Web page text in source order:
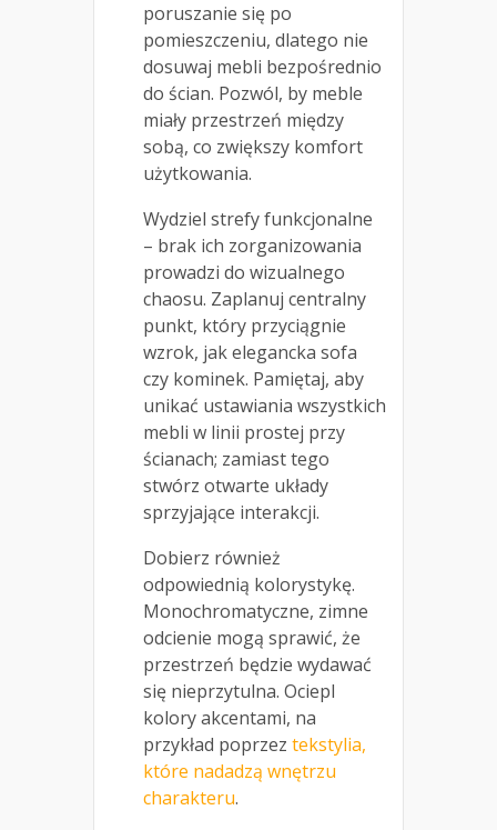
poruszanie się po
pomieszczeniu, dlatego nie
dosuwaj mebli bezpośrednio
do ścian. Pozwól, by meble
miały przestrzeń między
sobą, co zwiększy komfort
użytkowania.
Wydziel strefy funkcjonalne
– brak ich zorganizowania
prowadzi do wizualnego
chaosu. Zaplanuj centralny
punkt, który przyciągnie
wzrok, jak elegancka sofa
czy kominek. Pamiętaj, aby
unikać ustawiania wszystkich
mebli w linii prostej przy
ścianach; zamiast tego
stwórz otwarte układy
sprzyjające interakcji.
Dobierz również
odpowiednią kolorystykę.
Monochromatyczne, zimne
odcienie mogą sprawić, że
przestrzeń będzie wydawać
się nieprzytulna. Ociepl
kolory akcentami, na
przykład poprzez tekstylia,
które nadadzą wnętrzu
charakteru.